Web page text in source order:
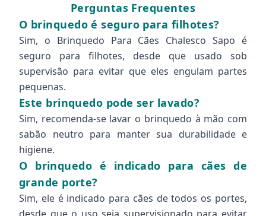
Perguntas Frequentes
O brinquedo é seguro para filhotes?
Sim, o Brinquedo Para Cães Chalesco Sapo é
seguro para filhotes, desde que usado sob
supervisão para evitar que eles engulam partes
pequenas.
Este brinquedo pode ser lavado?
Sim, recomenda-se lavar o brinquedo à mão com
sabão neutro para manter sua durabilidade e
higiene.
O brinquedo é indicado para cães de
grande porte?
Sim, ele é indicado para cães de todos os portes,